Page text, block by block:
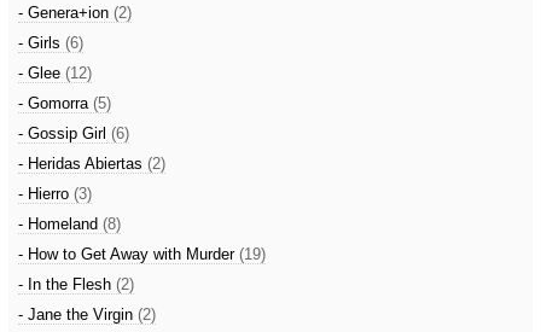
- Genera+ion (2)
- Girls (6)
- Glee (12)
- Gomorra (5)
- Gossip Girl (6)
- Heridas Abiertas (2)
- Hierro (3)
- Homeland (8)
- How to Get Away with Murder (19)
- In the Flesh (2)
- Jane the Virgin (2)